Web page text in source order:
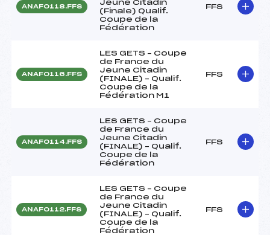
ANAF0118.FFS
Jeune Citadin
(Finale) Qualif.
Coupe de la
Fédération
FFS
ANAF0116.FFS
LES GETS – Coupe
de France du
Jeune Citadin
(FINALE) – Qualif.
Coupe de la
Fédération M1
FFS
ANAF0114.FFS
LES GETS – Coupe
de France du
Jeune Citadin
(FINALE) – Qualif.
Coupe de la
Fédération
FFS
ANAF0112.FFS
LES GETS – Coupe
de France du
Jeune Citadin
(FINALE) – Qualif.
Coupe de la
Fédération
FFS